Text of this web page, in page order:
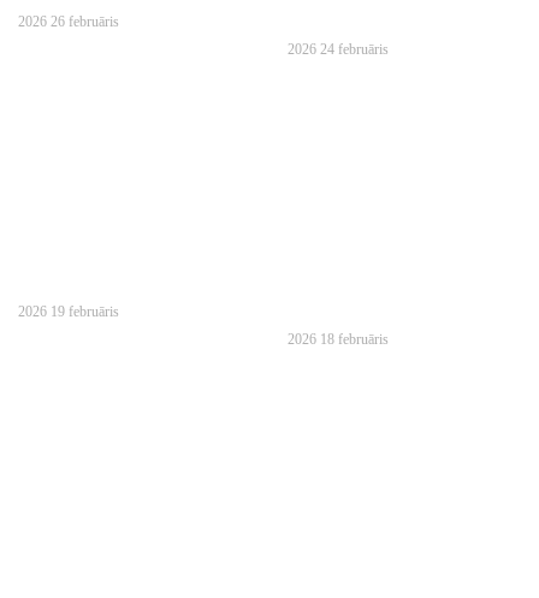
2026 26 februāris
2026 24 februāris
2026 19 februāris
2026 18 februāris